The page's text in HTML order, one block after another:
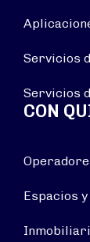
Servicios
Servicios
CON
Espacios